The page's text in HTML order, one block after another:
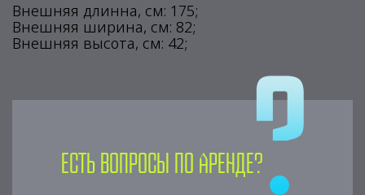
Внешняя длинна, см: 175;
Внешняя ширина, см: 82;
Внешняя высота, см: 42;
Есть вопросы по аренде?